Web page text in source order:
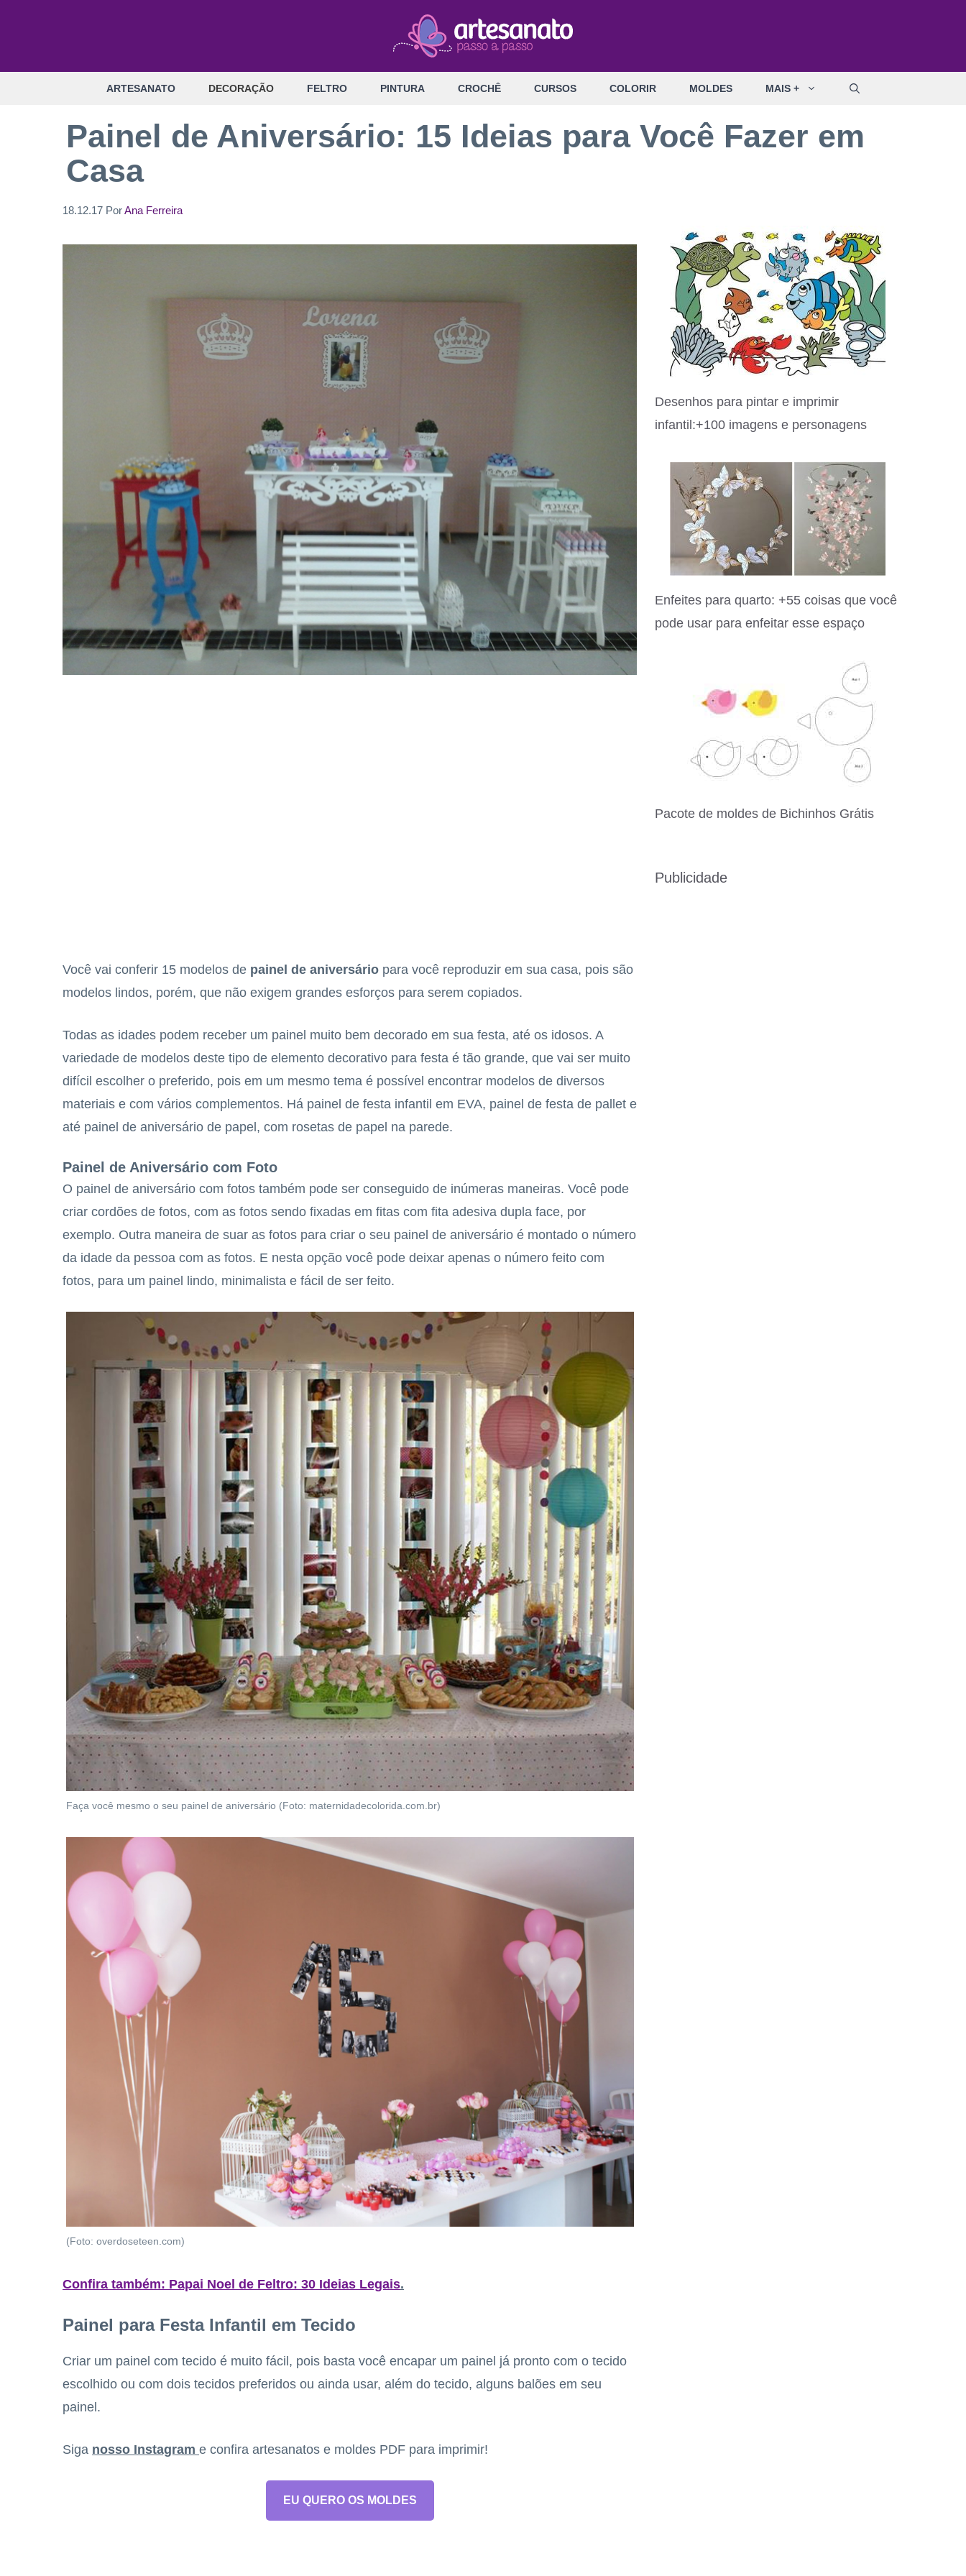
ARTESANATO DECORAÇÃO FELTRO PINTURA CROCHÊ CURSOS COLORIR MOLDES MAIS +
Painel de Aniversário: 15 Ideias para Você Fazer em
Casa
18.12.17 PorAna Ferreira
Você vai conferir 15 modelos de painel de aniversário para você reproduzir em sua casa, pois são
modelos lindos, porém, que não exigem grandes esforços para serem copiados.
Todas as idades podem receber um painel muito bem decorado em sua festa, até os idosos. A
variedade de modelos deste tipo de elemento decorativo para festa é tão grande, que vai ser muito
difícil escolher o preferido, pois em um mesmo tema é possível encontrar modelos de diversos
materiais e com vários complementos. Há painel de festa infantil em EVA, painel de festa de pallet e
até painel de aniversário de papel, com rosetas de papel na parede.
Painel de Aniversário com Foto
O painel de aniversário com fotos também pode ser conseguido de inúmeras maneiras. Você pode
criar cordões de fotos, com as fotos sendo fixadas em fitas com fita adesiva dupla face, por
exemplo. Outra maneira de suar as fotos para criar o seu painel de aniversário é montado o número
da idade da pessoa com as fotos. E nesta opção você pode deixar apenas o número feito com
fotos, para um painel lindo, minimalista e fácil de ser feito.
Faça você mesmo o seu painel de aniversário (Foto: maternidadecolorida.com.br)
(Foto: overdoseteen.com)
Confira também: Papai Noel de Feltro: 30 Ideias Legais.
Painel para Festa Infantil em Tecido
Criar um painel com tecido é muito fácil, pois basta você encapar um painel já pronto com o tecido
escolhido ou com dois tecidos preferidos ou ainda usar, além do tecido, alguns balões em seu
painel.
Siga nosso Instagram e confira artesanatos e moldes PDF para imprimir!
EU QUERO OS MOLDES
Desenhos para pintar e imprimir
infantil:+100 imagens e personagens
Enfeites para quarto: +55 coisas que você
pode usar para enfeitar esse espaço
Pacote de moldes de Bichinhos Grátis
Publicidade